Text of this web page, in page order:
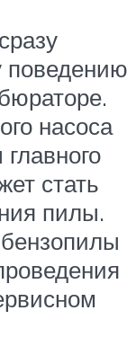
поведению
насоса
стать
пилы.